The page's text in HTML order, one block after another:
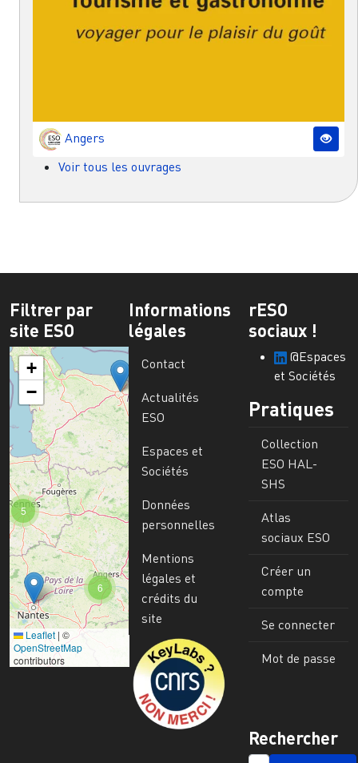
Angers
Voir tous les ouvrages
Filtrer par
site ESO
6
5
+
−
Leaflet | ©
OpenStreetMap
contributors
Informations
légales
Contact
Actualités
ESO
Espaces et
Sociétés
Données
personnelles
Mentions
légales et
crédits du
site
Image
rESO
sociaux !
@Espaces
et Sociétés
Pratiques
Collection
ESO HAL-
SHS
Atlas
sociaux ESO
Créer un
compte
Se connecter
Mot de passe
Rechercher